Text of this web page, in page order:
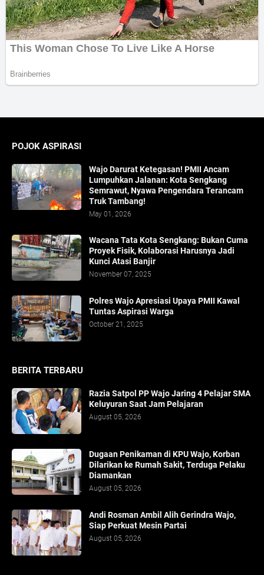
POJOK ASPIRASI
Wajo Darurat Ketegasan! PMII Ancam
Lumpuhkan Jalanan: Kota Sengkang
Semrawut, Nyawa Pengendara Terancam
Truk Tambang!
May 01, 2026
​Wacana Tata Kota Sengkang: Bukan Cuma
Proyek Fisik, Kolaborasi Harusnya Jadi
Kunci Atasi Banjir
November 07, 2025
Polres Wajo Apresiasi Upaya PMII Kawal
Tuntas Aspirasi Warga
October 21, 2025
BERITA TERBARU
Razia Satpol PP Wajo Jaring 4 Pelajar SMA
Keluyuran Saat Jam Pelajaran
August 05, 2026
Dugaan Penikaman di KPU Wajo, Korban
Dilarikan ke Rumah Sakit, Terduga Pelaku
Diamankan
August 05, 2026
Andi Rosman Ambil Alih Gerindra Wajo,
Siap Perkuat Mesin Partai
August 05, 2026